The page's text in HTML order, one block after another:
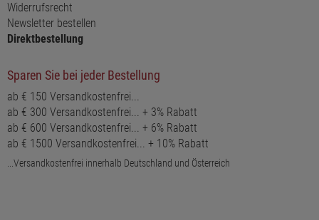
Widerrufsrecht
Newsletter bestellen
Direktbestellung
Sparen Sie bei jeder Bestellung
ab € 150 Versandkostenfrei...
ab € 300 Versandkostenfrei... + 3% Rabatt
ab € 600 Versandkostenfrei... + 6% Rabatt
ab € 1500 Versandkostenfrei... + 10% Rabatt
...Versandkostenfrei innerhalb Deutschland und Österreich